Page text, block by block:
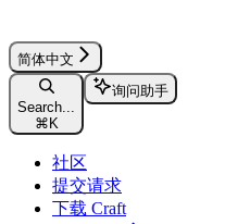
简体中文
Search...
⌘ K
询问助手
社区
提交请求
下载 Craft